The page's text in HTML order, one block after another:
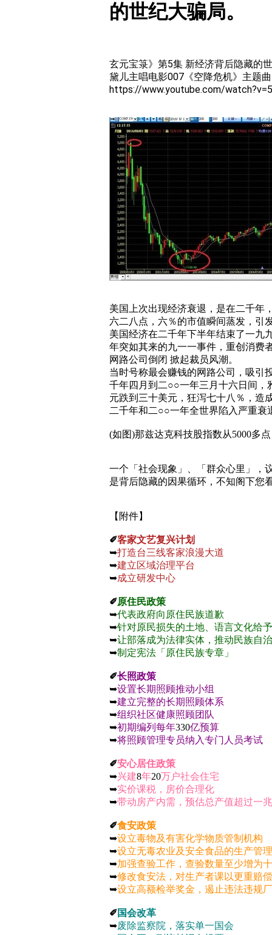
的世纪大骗局。
玄元宝箓》第5集 新经济背后隐藏的
黛儿主唱电影007 《空降危机》主题曲
https://www.youtube.com/
美国上次出现经济衰退，是在二千年
六二八点，六％的市值瞬间蒸发，引
美国经济在二千年下半年结束了一九
年突如其来的九一一事件，重创消费
网路公司倒闭 掀起裁员风潮。
当时号称最会赚钱的网路公司，吸引
千年四月到二○○一年三月十六日间，
元跌到三十美元，狂泻七十八％，造
二千年和二○○一年全世界陷入严重衰
(如图)那兹达克科技股指数从5000多
一个「社会现象」、「群众心里」，
是背后隐藏的因果循环，不知阁下您
【附件】
✐客家文艺复兴计划
➥打造台三线客家浪漫大道
➥建立区域治理平台
➥成立研发中心
✐原住民政策
➥代表政府向原住民族道歉
➥针对原民损失的土地、语言文化给
➥让部落成为法律实体，推动民族自治
➥制定宪法「原住民族专章」
✐长照政策
➥设置长期照顾推动小组
➥建立完整的长期照顾体系
➥组织社区健康照顾团队
➥初期编列每年330亿预算
➥将照顾管理专员纳入专门人员考试
✐安心居住政策
➥兴建8年20万户社会住宅
➥实价课税，房价合理化
➥带动房产内需，预估总产值超过一
✐食安政策
➥设立毒物及有害化学物质管制机构
➥设立无毒农业及安全食品的生产管
➥加强查验工作，查验数量至少增为
➥修改食安法，对生产者课以更重赔
➥设立高额检举奖金，遏止违法违规
✐国会改革
➥废除监察院，落实单一国会